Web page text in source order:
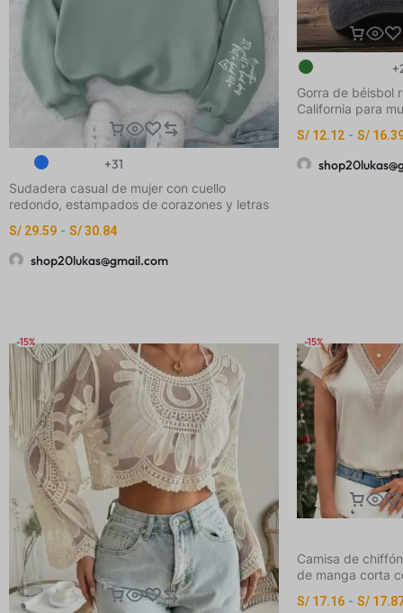
+31
Sudadera casual de mujer con cuello
redondo, estampados de corazones y letras
S/ 29.59 - S/30.84
shop20lukas@gmail.com
Gorra de béisbol
California para
con estampado
CAL, California
aspecto vintage
S/ 12.12 - S/
-15% -15%
Camisa de
de manga corta
en V para
S/ 17.16 - S/